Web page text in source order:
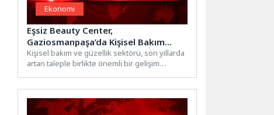
Ekonomi
Eşsiz Beauty Center,
Gaziosmanpaşa’da Kişisel Bakım
Trendlerine Yön Veriyor
Kişisel bakım ve güzellik sektörü, son yıllarda
artan taleple birlikte önemli bir gelişim